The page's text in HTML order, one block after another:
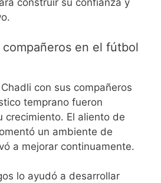
construir su confianza y
en el fútbol
con sus compañeros
temprano fueron
crecimiento. El aliento de
un ambiente de
a mejorar continuamente.
lo ayudó a desarrollar